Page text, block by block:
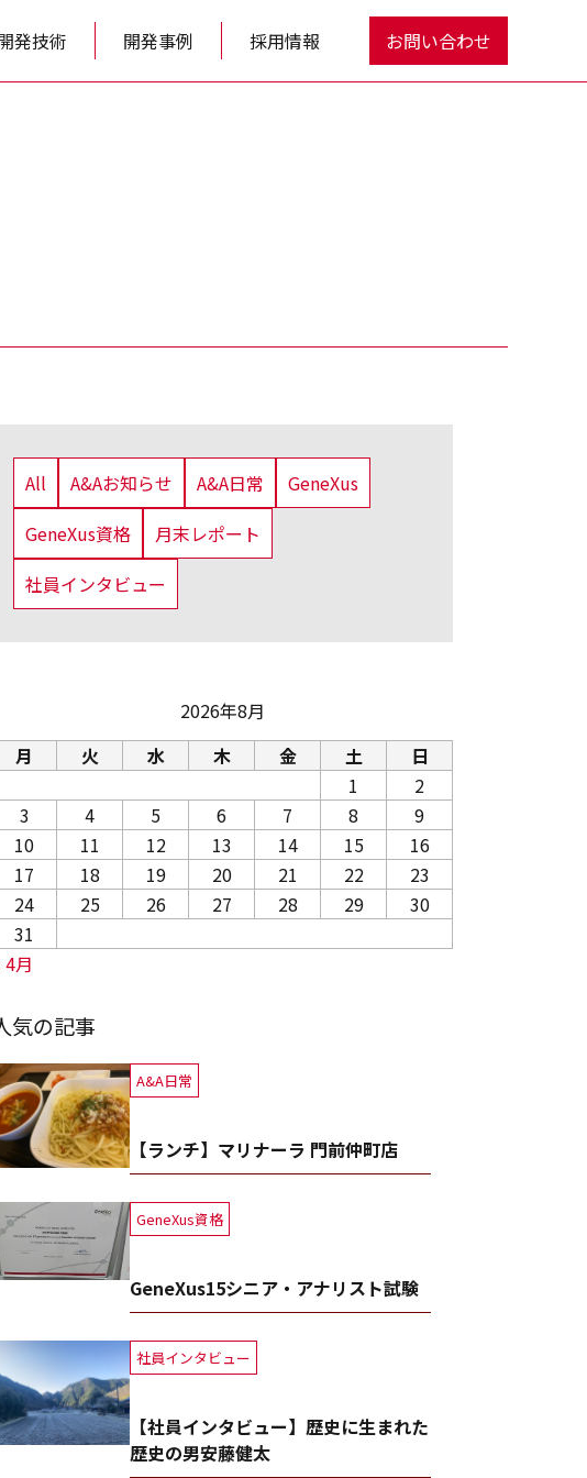
発技術 開発事例 採用情報 お問い合わせ
All A&Aお知らせ A&A日常
GeneXus
GeneXus資格
月末レポート
社員インタビュー
2026年8月
月
火 水 木 金 土 日
4月
1
2
3
4 5 6 7 8
9
10
11 12 13 14 15
16
17
18 19 20 21 22
23
24
25 26 27 28 29
30
31
気の記事
A&A日常
【ランチ】マリナーラ 門前仲町店
GeneXus資格
GeneXus15シニア・アナリスト試験
社員インタビュー
【社員インタビュー】歴史に生まれた
歴史の男安藤健太